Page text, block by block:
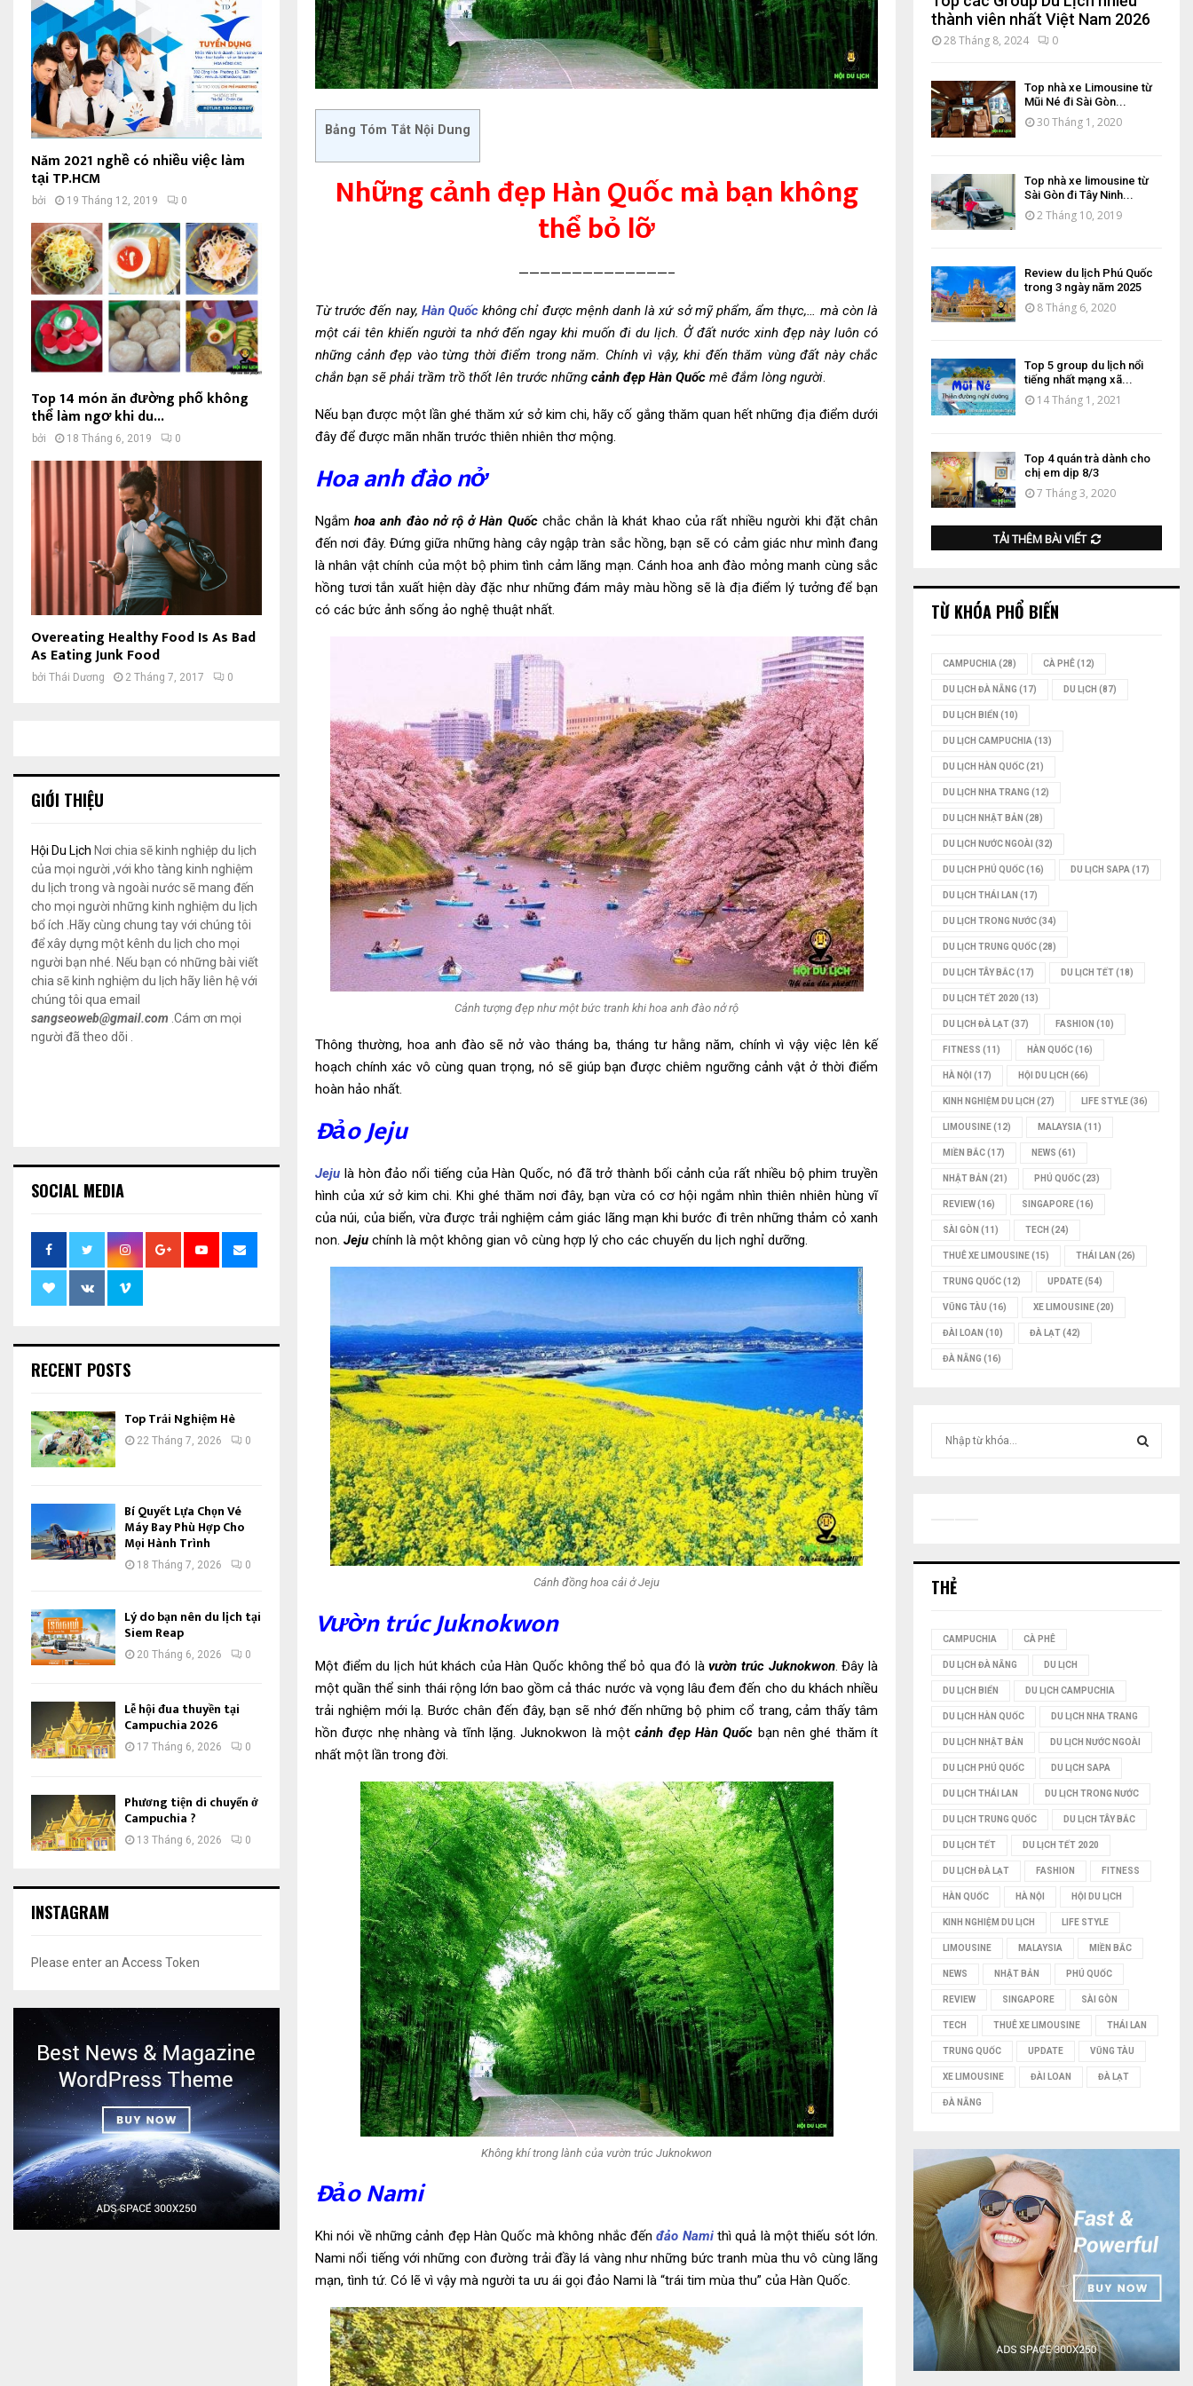
Bảng Tóm Tắt Nội Dung
Những cảnh đẹp Hàn Quốc mà bạn không
thể bỏ lỡ
——————————————–
Từ trước đến nay, Hàn Quốc không chỉ được mệnh danh là xứ sở mỹ phẩm, ẩm thực,… mà còn là
một cái tên khiến người ta nhớ đến ngay khi muốn đi du lịch. Ở đất nước xinh đẹp này luôn có
những cảnh đẹp vào từng thời điểm trong năm. Chính vì vậy, khi đến thăm vùng đất này chắc
chắn bạn sẽ phải trầm trồ thốt lên trước những cảnh đẹp Hàn Quốc mê đắm lòng người.
Nếu bạn được một lần ghé thăm xứ sở kim chi, hãy cố gắng thăm quan hết những địa điểm dưới
đây để được mãn nhãn trước thiên nhiên thơ mộng.
Hoa anh đào nở
Ngắmhoa anh đào nở rộ ở Hàn Quốcchắc chắn là khát khao của rất nhiều người khi đặt chân
đến nơi đây. Đứng giữa những hàng cây ngập tràn sắc hồng, bạn sẽ có cảm giác như mình đang
là nhân vật chính của một bộ phim tình cảm lãng mạn. Cánh hoa anh đào mỏng manh cùng sắc
hồng tươi tắn xuất hiện dày đặc như những đám mây màu hồng sẽ là địa điểm lý tưởng để bạn
có các bức ảnh sống ảo nghệ thuật nhất.
Cảnh tượng đẹp như một bức tranh khi hoa anh đào nở rộ
Thông thường, hoa anh đào sẽ nở vào tháng ba, tháng tư hằng năm, chính vì vậy việc lên kế
hoạch chính xác vô cùng quan trọng, nó sẽ giúp bạn được chiêm ngưỡng cảnh vật ở thời điểm
hoàn hảo nhất.
Đảo Jeju
Jeju là hòn đảo nổi tiếng của Hàn Quốc, nó đã trở thành bối cảnh của rất nhiều bộ phim truyền
hình của xứ sở kim chi. Khi ghé thăm nơi đây, bạn vừa có cơ hội ngắm nhìn thiên nhiên hùng vĩ
của núi, của biển, vừa được trải nghiệm cảm giác lãng mạn khi bước đi trên những thảm cỏ xanh
non. Jeju chính là một không gian vô cùng hợp lý cho các chuyến du lịch nghỉ dưỡng.
Cánh đồng hoa cải ở Jeju
Vườn trúc Juknokwon
Một điểm du lịch hút khách của Hàn Quốc không thể bỏ qua đó làvườn trúc Juknokwon. Đây là
một quần thể sinh thái rộng lớn bao gồm cả thác nước và vọng lâu đem đến cho du khách nhiều
trải nghiệm mới lạ. Bước chân đến đây, bạn sẽ nhớ đến những bộ phim cổ trang, cảm thấy tâm
hồn được nhẹ nhàng và tĩnh lặng. Juknokwon là mộtcảnh đẹp Hàn Quốc bạn nên ghé thăm ít
nhất một lần trong đời.
Không khí trong lành của vườn trúc Juknokwon
Đảo Nami
Khi nói về những cảnh đẹp Hàn Quốc mà không nhắc đếnđảo Nami thì quả là một thiếu sót lớn.
Nami nổi tiếng với những con đường trải đầy lá vàng như những bức tranh mùa thu vô cùng lãng
mạn, tình tứ. Có lẽ vì vậy mà người ta ưu ái gọi đảo Nami là “trái tim mùa thu” của Hàn Quốc.
Năm 2021 nghề có nhiều việc làm
tại TP.HCM
bởi 19 Tháng 12, 2019 0
Top 14 món ăn đường phố không
thể làm ngơ khi du...
bởi 18 Tháng 6, 2019 0
Overeating Healthy Food Is As Bad
As Eating Junk Food
bởi Thái Dương 2 Tháng 7, 2017 0
GIỚI THIỆU
Hội Du Lịch Nơi chia sẽ kinh nghiệp du lịch
của mọi người ,với kho tàng kinh nghiệm
du lịch trong và ngoài nước sẽ mang đến
cho mọi người những kinh nghiệm du lịch
bổ ích .Hãy cùng chung tay với chúng tôi
để xây dựng một kênh du lịch cho mọi
người bạn nhé. Nếu bạn có những bài viết
chia sẽ kinh nghiệm du lịch hãy liên hệ với
chúng tôi qua email
sangseoweb@gmail.com .Cám ơn mọi
người đã theo dõi .
SOCIAL MEDIA
RECENT POSTS
Top Trải Nghiệm Hè
22 Tháng 7, 2026 0
Bí Quyết Lựa Chọn Vé
Máy Bay Phù Hợp Cho
Mọi Hành Trình
18 Tháng 7, 2026 0
Lý do bạn nên du lịch tại
Siem Reap
20 Tháng 6, 2026 0
Lễ hội đua thuyền tại
Campuchia 2026
17 Tháng 6, 2026 0
Phương tiện di chuyển ở
Campuchia ?
13 Tháng 6, 2026 0
INSTAGRAM
Please enter an Access Token
thành viên nhất Việt Nam 2026
28 Tháng 8, 2024 0
Top nhà xe Limousine từ
Mũi Né đi Sài Gòn...
30 Tháng 1, 2020
Top nhà xe limousine từ
Sài Gòn đi Tây Ninh...
2 Tháng 10, 2019
Review du lịch Phú Quốc
trong 3 ngày năm 2025
8 Tháng 6, 2020
Top 5 group du lịch nổi
tiếng nhất mạng xã...
14 Tháng 1, 2021
Top 4 quán trà dành cho
chị em dịp 8/3
7 Tháng 3, 2020
TẢI THÊM BÀI VIẾT
TỪ KHÓA PHỔ BIẾN
CAMPUCHIA (28) CÀ PHÊ(12)
DU LỊCH ĐÀ NẴNG (17) DU LỊCH (87)
DU LỊCH BIỂN (10)
DU LỊCH CAMPUCHIA (13)
DU LỊCH HÀN QUỐC(21)
DU LỊCH NHA TRANG (12)
DU LỊCH NHẬT BẢN (28)
DU LỊCH NƯỚC NGOÀI (32)
DU LỊCH PHÚ QUỐC(16) DU LỊCH SAPA (17)
DU LỊCH THÁI LAN (17)
DU LỊCH TRONG NƯỚC(34)
DU LỊCH TRUNG QUỐC(28)
DU LỊCH TÂY BẮC(17) DU LỊCH TẾT(18)
DU LỊCH TẾT 2020 (13)
DU LỊCH ĐÀ LẠT(37) FASHION (10)
FITNESS (11) HÀN QUỐC(16)
HÀ NỘI (17) HỘI DU LỊCH (66)
KINH NGHIỆM DU LỊCH (27) LIFE STYLE(36)
LIMOUSINE(12) MALAYSIA (11)
MIỀN BẮC(17) NEWS (61)
NHẬT BẢN (21) PHÚ QUỐC(23)
REVIEW(16) SINGAPORE(16)
SÀI GÒN (11) TECH (24)
THUÊ XE LIMOUSINE(15) THÁI LAN (26)
TRUNG QUỐC(12) UPDATE(54)
VŨNG TÀU (16) XE LIMOUSINE(20)
ĐÀI LOAN (10) ĐÀ LẠT(42)
ĐÀ NẴNG (16)
:
THẺ
CAMPUCHIA CÀ PHÊ
DU LỊCH ĐÀ NẴNG DU LỊCH
DU LỊCH BIỂN DU LỊCH CAMPUCHIA
DU LỊCH HÀN QUỐC DU LỊCH NHA TRANG
DU LỊCH NHẬT BẢN DU LỊCH NƯỚC NGOÀI
DU LỊCH PHÚ QUỐC DU LỊCH SAPA
DU LỊCH THÁI LAN DU LỊCH TRONG NƯỚC
DU LỊCH TRUNG QUỐC DU LỊCH TÂY BẮC
DU LỊCH TẾT DU LỊCH TẾT 2020
DU LỊCH ĐÀ LẠT FASHION FITNESS
HÀN QUỐC HÀ NỘI HỘI DU LỊCH
KINH NGHIỆM DU LỊCH LIFE STYLE
LIMOUSINE MALAYSIA MIỀN BẮC
NEWS NHẬT BẢN PHÚ QUỐC
REVIEW SINGAPORE SÀI GÒN
TECH THUÊ XE LIMOUSINE THÁI LAN
TRUNG QUỐC UPDATE VŨNG TÀU
XE LIMOUSINE ĐÀI LOAN ĐÀ LẠT
ĐÀ NẴNG